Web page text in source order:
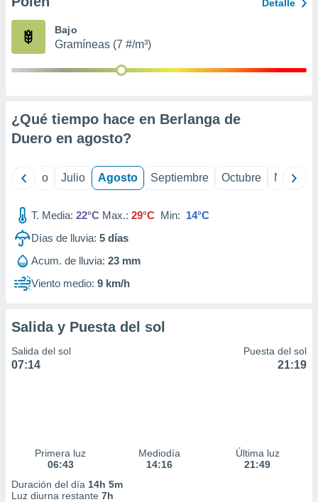
publicidad
1199
Detalle
Bajo
Gramíneas (7 #/m³)
¿Qué tiempo hace en Berlanga de
Duero en agosto?
Junio Julio Agosto Septiembre Octubre
T. Media: 22°C Max.: 29°C Min: 14°C
Días de lluvia: 5 días
Acum. de lluvia: 23 mm
Viento medio: 9 km/h
Salida y Puesta del sol
Salida del sol
07:14
Puesta del sol
21:19
Primera luz
06:43
Mediodía
14:16
Última luz
21:49
Duración del día 14h 5m
Luz diurna restante 7h